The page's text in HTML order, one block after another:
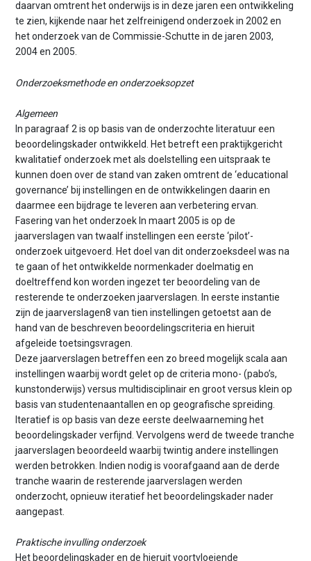
daarvan omtrent het onderwijs is in deze jaren een ontwikkeling
te zien, kijkende naar het zelfreinigend onderzoek in 2002 en
het onderzoek van de Commissie-Schutte in de jaren 2003,
2004 en 2005.
Onderzoeksmethode en onderzoeksopzet
Algemeen
In paragraaf 2 is op basis van de onderzochte literatuur een
beoordelingskader ontwikkeld. Het betreft een praktijkgericht
kwalitatief onderzoek met als doelstelling een uitspraak te
kunnen doen over de stand van zaken omtrent de ‘educational
governance’ bij instellingen en de ontwikkelingen daarin en
daarmee een bijdrage te leveren aan verbetering ervan.
Fasering van het onderzoek In maart 2005 is op de
jaarverslagen van twaalf instellingen een eerste ‘pilot’-
onderzoek uitgevoerd. Het doel van dit onderzoeksdeel was na
te gaan of het ontwikkelde normenkader doelmatig en
doeltreffend kon worden ingezet ter beoordeling van de
resterende te onderzoeken jaarverslagen. In eerste instantie
zijn de jaarverslagen8 van tien instellingen getoetst aan de
hand van de beschreven beoordelingscriteria en hieruit
afgeleide toetsingsvragen.
Deze jaarverslagen betreffen een zo breed mogelijk scala aan
instellingen waarbij wordt gelet op de criteria mono- (pabo’s,
kunstonderwijs) versus multidisciplinair en groot versus klein op
basis van studentenaantallen en op geografische spreiding.
Iteratief is op basis van deze eerste deelwaarneming het
beoordelingskader verfijnd. Vervolgens werd de tweede tranche
jaarverslagen beoordeeld waarbij twintig andere instellingen
werden betrokken. Indien nodig is voorafgaand aan de derde
tranche waarin de resterende jaarverslagen werden
onderzocht, opnieuw iteratief het beoordelingskader nader
aangepast.
Praktische invulling onderzoek
Het beoordelingskader en de hieruit voortvloeiende